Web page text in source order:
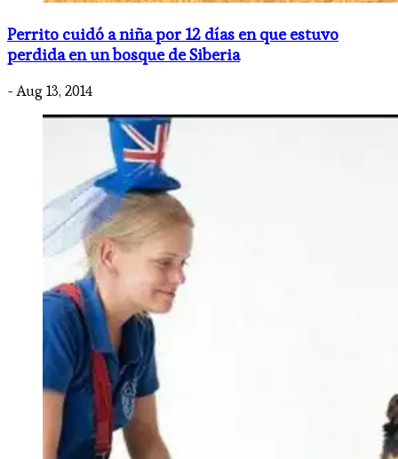
Perrito cuidó a niña por 12 días en que estuvo
perdida en un bosque de Siberia
- Aug 13, 2014